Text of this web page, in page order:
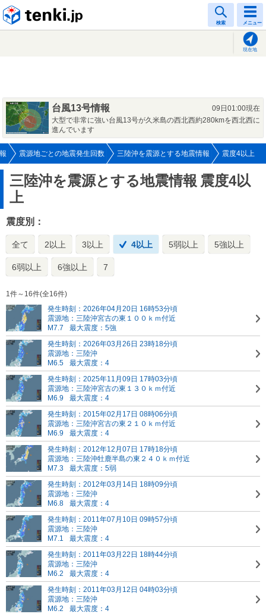
検索 メニュー
現在地
台風13号情報
09日01:00現在
大型で非常に強い台風13号が久米島の西北西約280kmを西北西に
進んでいます
震源地ごとの地震発生回数 三陸沖を震源とする地震情報 震度4以上
三陸沖を震源とする地震情報 震度4以
上
震度別：
全て 2以上 3以上 4以上 5弱以上 5強以上
6弱以上 6強以上 7
1件～16件(全16件)
発生時刻：2026年04月20日 16時53分頃
震源地：三陸沖宮古の東１００ｋｍ付近
M7.7
最大震度：5強
発生時刻：2026年03月26日 23時18分頃
震源地：三陸沖
M6.5
最大震度：4
発生時刻：2025年11月09日 17時03分頃
震源地：三陸沖宮古の東１３０ｋｍ付近
M6.9
最大震度：4
発生時刻：2015年02月17日 08時06分頃
震源地：三陸沖宮古の東２１０ｋｍ付近
M6.9
最大震度：4
発生時刻：2012年12月07日 17時18分頃
震源地：三陸沖牡鹿半島の東２４０ｋｍ付近
M7.3
最大震度：5弱
発生時刻：2012年03月14日 18時09分頃
震源地：三陸沖
M6.8
最大震度：4
発生時刻：2011年07月10日 09時57分頃
震源地：三陸沖
M7.1
最大震度：4
発生時刻：2011年03月22日 18時44分頃
震源地：三陸沖
M6.2
最大震度：4
発生時刻：2011年03月12日 04時03分頃
震源地：三陸沖
M6.2
最大震度：4